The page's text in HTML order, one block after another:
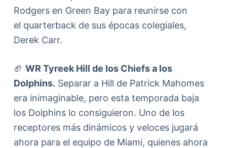
Rodgers en Green Bay para reunirse con
el quarterback de sus épocas colegiales,
Derek Carr.
🏈 WR Tyreek Hill de los Chiefs a los
Dolphins. Separar a Hill de Patrick Mahomes
era inimaginable, pero esta temporada baja
los Dolphins lo consiguieron. Uno de los
receptores más dinámicos y veloces jugará
ahora para el equipo de Miami, quienes ahora